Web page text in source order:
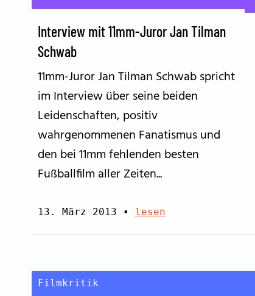
Interview mit 11mm-Juror Jan Tilman
Schwab
11mm-Juror Jan Tilman Schwab spricht
im Interview über seine beiden
Leidenschaften, positiv
wahrgenommenen Fanatismus und
den bei 11mm fehlenden besten
Fußballfilm aller Zeiten...
13. März 2013 • lesen
Filmkritik